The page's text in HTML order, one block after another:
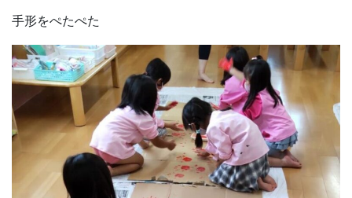
手形をぺたぺた